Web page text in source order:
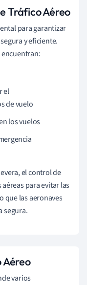
Tráfico Aéreo
para garantizar
y eficiente.
encuentran:
el
de vuelo
los vuelos
el control de
para evitar las
que las aeronaves
segura.
Aéreo
varios